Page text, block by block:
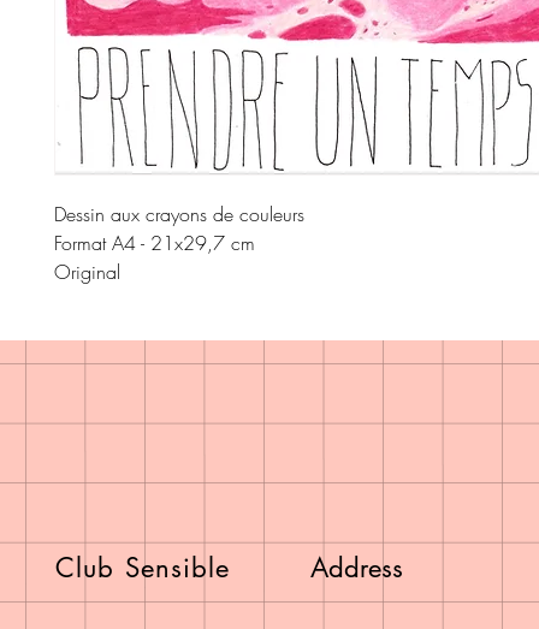
Dessin aux crayons de couleurs
Format A4 - 21x29,7 cm
Original
Club Sensible Address